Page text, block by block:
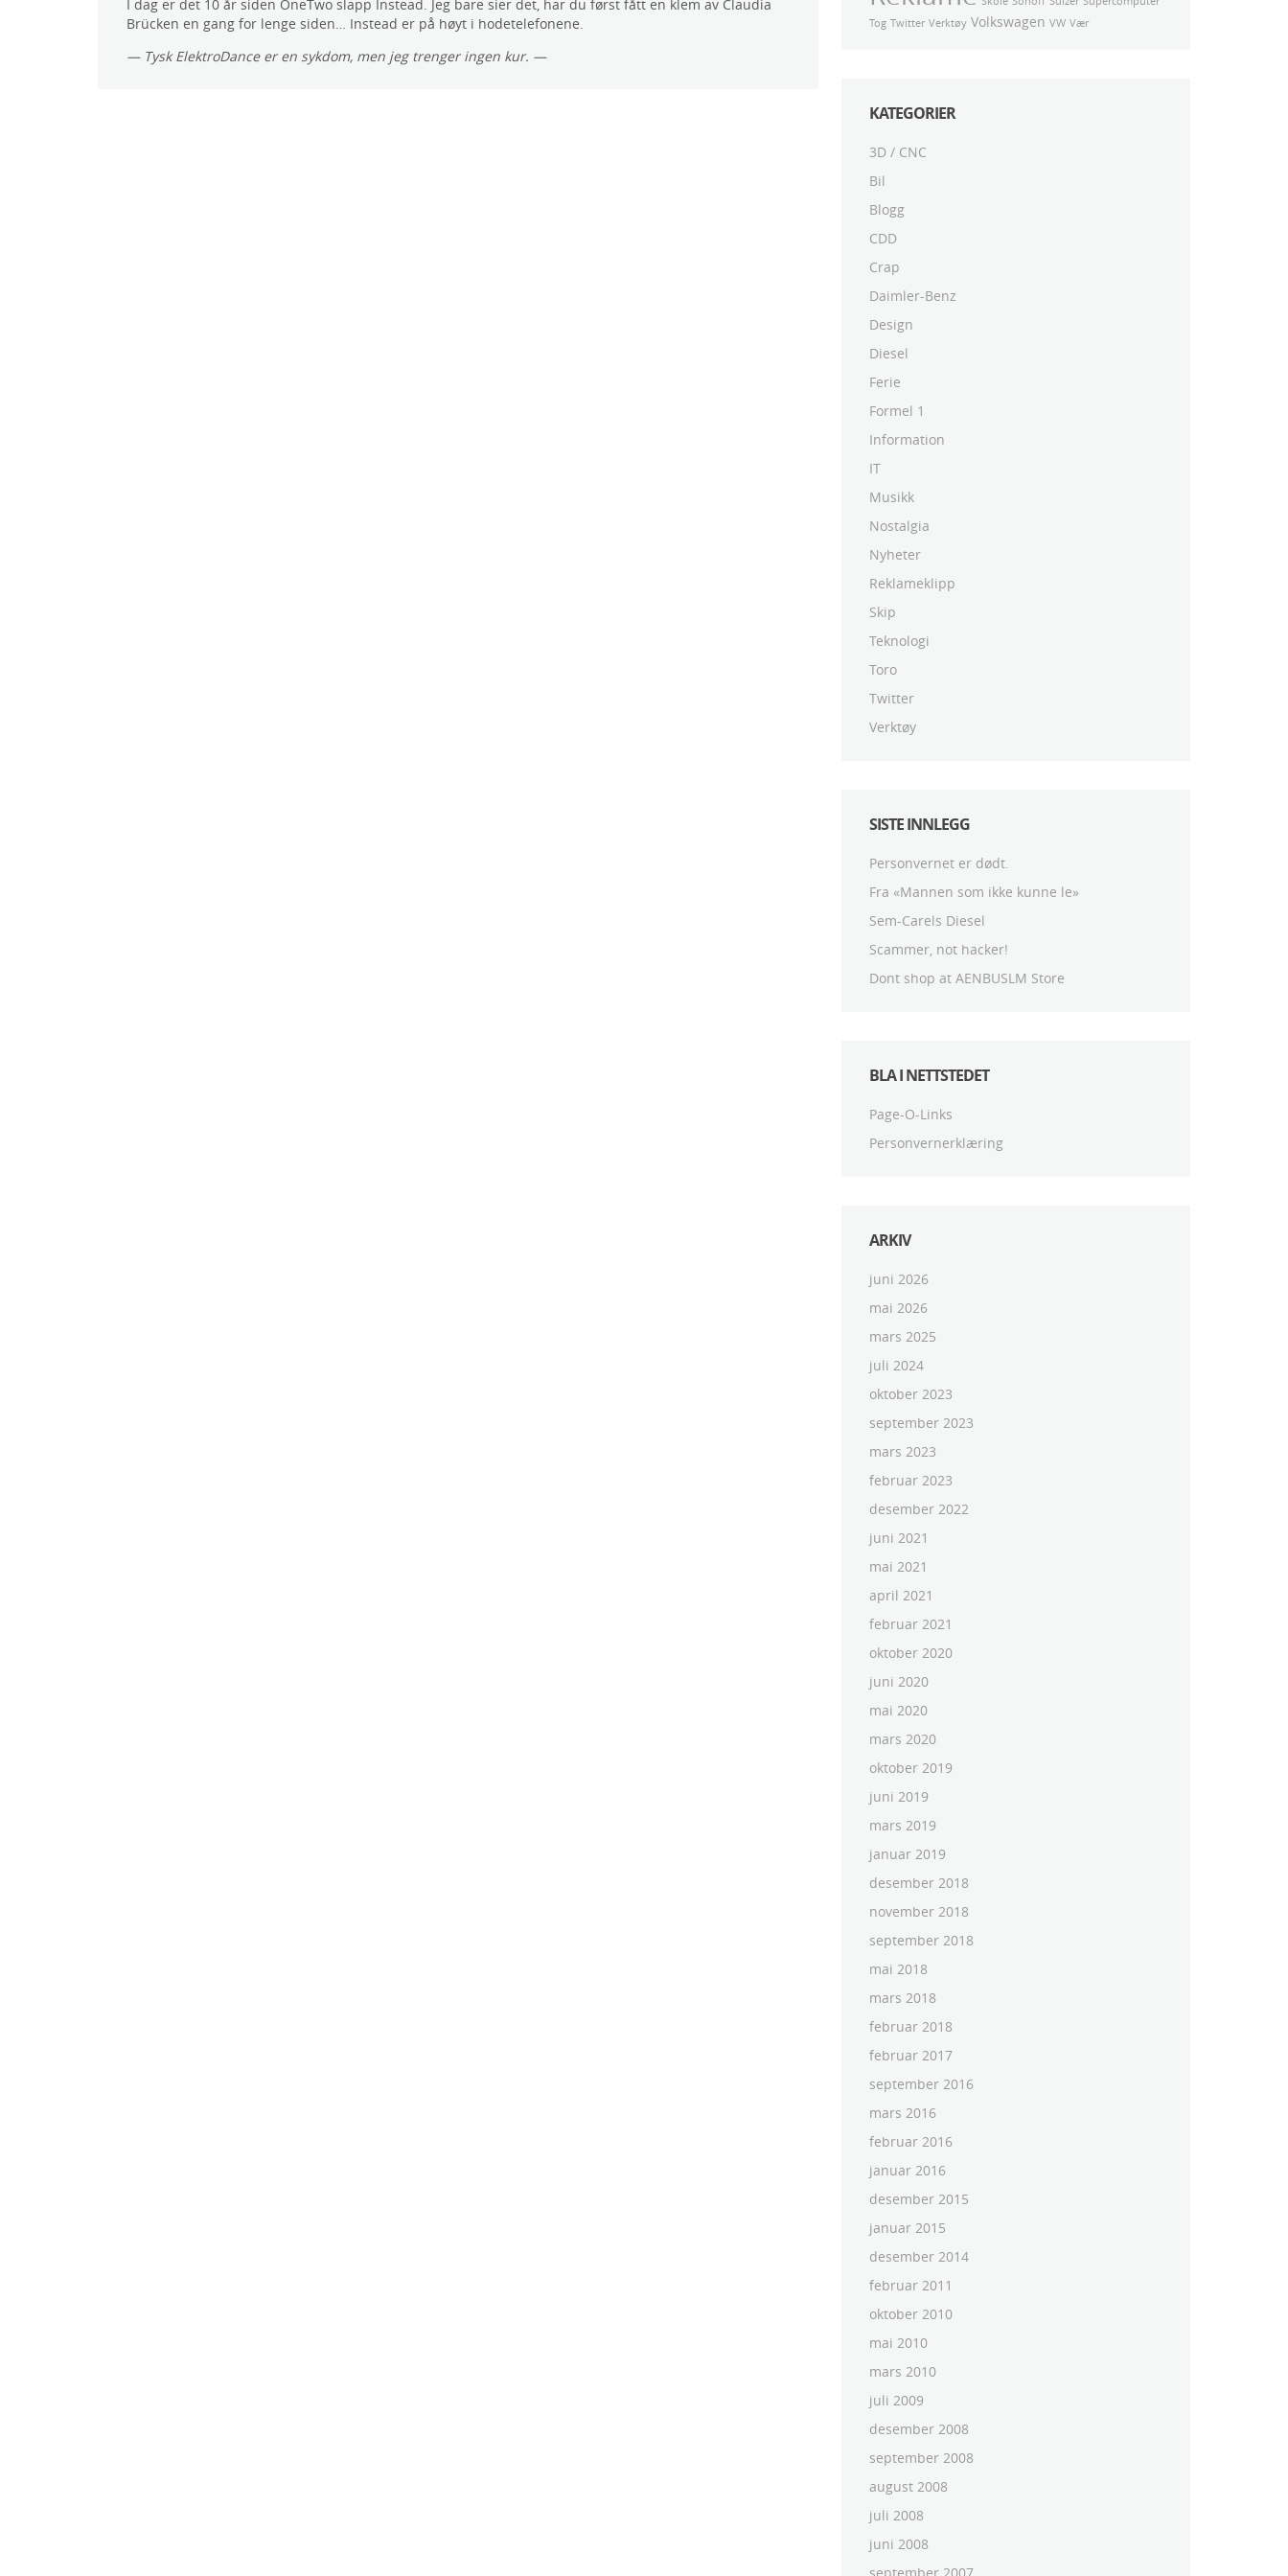
I dag er det 10 år siden OneTwo slapp Instead. Jeg bare sier det, har du først fått en klem av Claudia
Brücken en gang for lenge siden… Instead er på høyt i hodetelefonene.
— Tysk ElektroDance er en sykdom, men jeg trenger ingen kur. —
Tog Twitter Verktøy Volkswagen VW Vær
KATEGORIER
3D / CNC
Bil
Blogg
CDD
Crap
Daimler-Benz
Design
Diesel
Ferie
Formel 1
Information
IT
Musikk
Nostalgia
Nyheter
Reklameklipp
Skip
Teknologi
Toro
Twitter
Verktøy
SISTE INNLEGG
Personvernet er dødt.
Fra «Mannen som ikke kunne le»
Sem-Carels Diesel
Scammer, not hacker!
Dont shop at AENBUSLM Store
BLA I NETTSTEDET
Page-O-Links
Personvernerklæring
ARKIV
juni 2026
mai 2026
mars 2025
juli 2024
oktober 2023
september 2023
mars 2023
februar 2023
desember 2022
juni 2021
mai 2021
april 2021
februar 2021
oktober 2020
juni 2020
mai 2020
mars 2020
oktober 2019
juni 2019
mars 2019
januar 2019
desember 2018
november 2018
september 2018
mai 2018
mars 2018
februar 2018
februar 2017
september 2016
mars 2016
februar 2016
januar 2016
desember 2015
januar 2015
desember 2014
februar 2011
oktober 2010
mai 2010
mars 2010
juli 2009
desember 2008
september 2008
august 2008
juli 2008
juni 2008